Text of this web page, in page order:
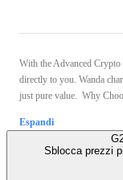
With the Advanced
directly to you. Wanda
just pure value. Why
Espandi
Sblocca prezzi